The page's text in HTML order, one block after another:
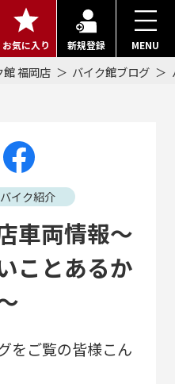
お気に入り 新規登録 MENU
館 福岡店 バイク館ブログ
バイク紹介
車両情報～
ことあるか
をご覧の皆様こん